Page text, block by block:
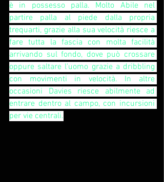
è in possesso palla. Molto Abile nel
partire palla al piede dalla propria
trequarti, grazie alla sua velocità riesce a
fare tutta la fascia con molta facilità
arrivando sul fondo, dove può crossare
oppure saltare l'uomo grazie a dribbling
con movimenti in velocità. In altre
occasioni Davies riesce abilmente ad
entrare dentro al campo, con incursioni
per vie centrali.